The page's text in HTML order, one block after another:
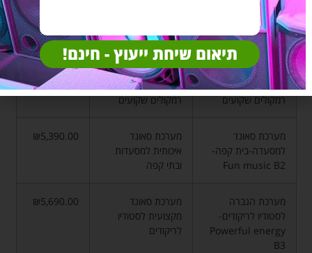
מערכת רמקולים
שקועים לבית-
Happy home A4
גבוהה
₪4,990.00
מערכת סאונד לעסק
Fun music B-6
רמקולים שקועים
מערכת סאונד
לעסקים ולחנויות עם
רמקולים שקועים
₪5,290.00
מערכת סאונד
למסעדה-בית קפה-
Fun music B2
מערכת סאונד
איכותית למסעדות
ובתי קפה
₪5,390.00
מערכת הגברה
לסטודיו לריקודים-
Powerful energy
B3
מערכת סאונד
מקצועית לסטודיו
לריקודים
₪5,690.00
תיאום שיחת ייעוץ - חינם!